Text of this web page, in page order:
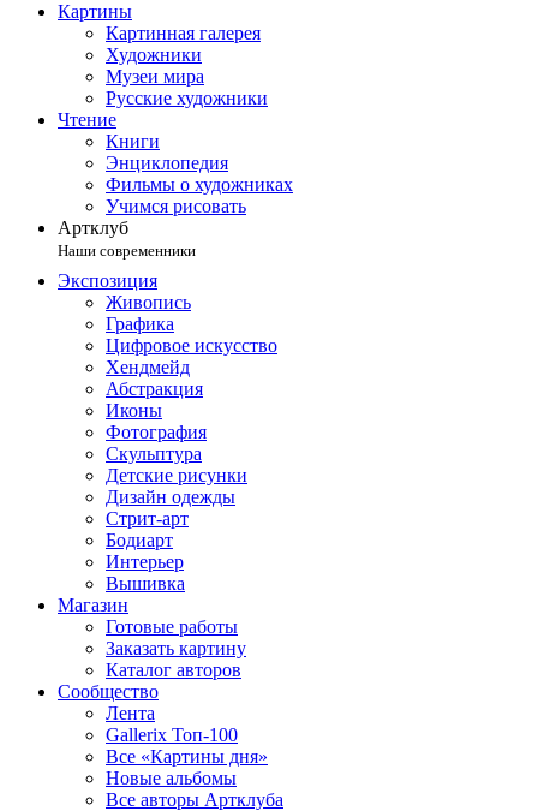
Картины
Картинная галерея
Художники
Музеи мира
Русские художники
Чтение
Книги
Энциклопедия
Фильмы о художниках
Учимся рисовать
Артклуб
Наши современники
Экспозиция
Живопись
Графика
Цифровое искусство
Хендмейд
Абстракция
Иконы
Фотография
Скульптура
Детские рисунки
Дизайн одежды
Стрит-арт
Бодиарт
Интерьер
Вышивка
Магазин
Готовые работы
Заказать картину
Каталог авторов
Сообщество
Лента
Gallerix Топ-100
Все «Картины дня»
Новые альбомы
Все авторы Артклуба